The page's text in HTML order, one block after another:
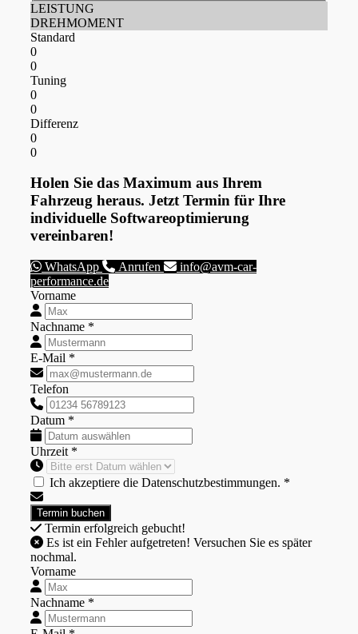
LEISTUNG
DREHMOMENT
Standard
0
0
Tuning
0
0
Differenz
0
0
Holen Sie das Maximum aus Ihrem
Fahrzeug heraus. Jetzt Termin für Ihre
individuelle Softwareoptimierung
vereinbaren!
WhatsApp Anrufen
info@avm-car-
performance.de
Vorname
Nachname *
E-Mail *
Telefon
Datum *
Uhrzeit *
Ich akzeptiere die Datenschutzbestimmungen. *
Termin erfolgreich gebucht!
nochmal.
Vorname
Nachname *